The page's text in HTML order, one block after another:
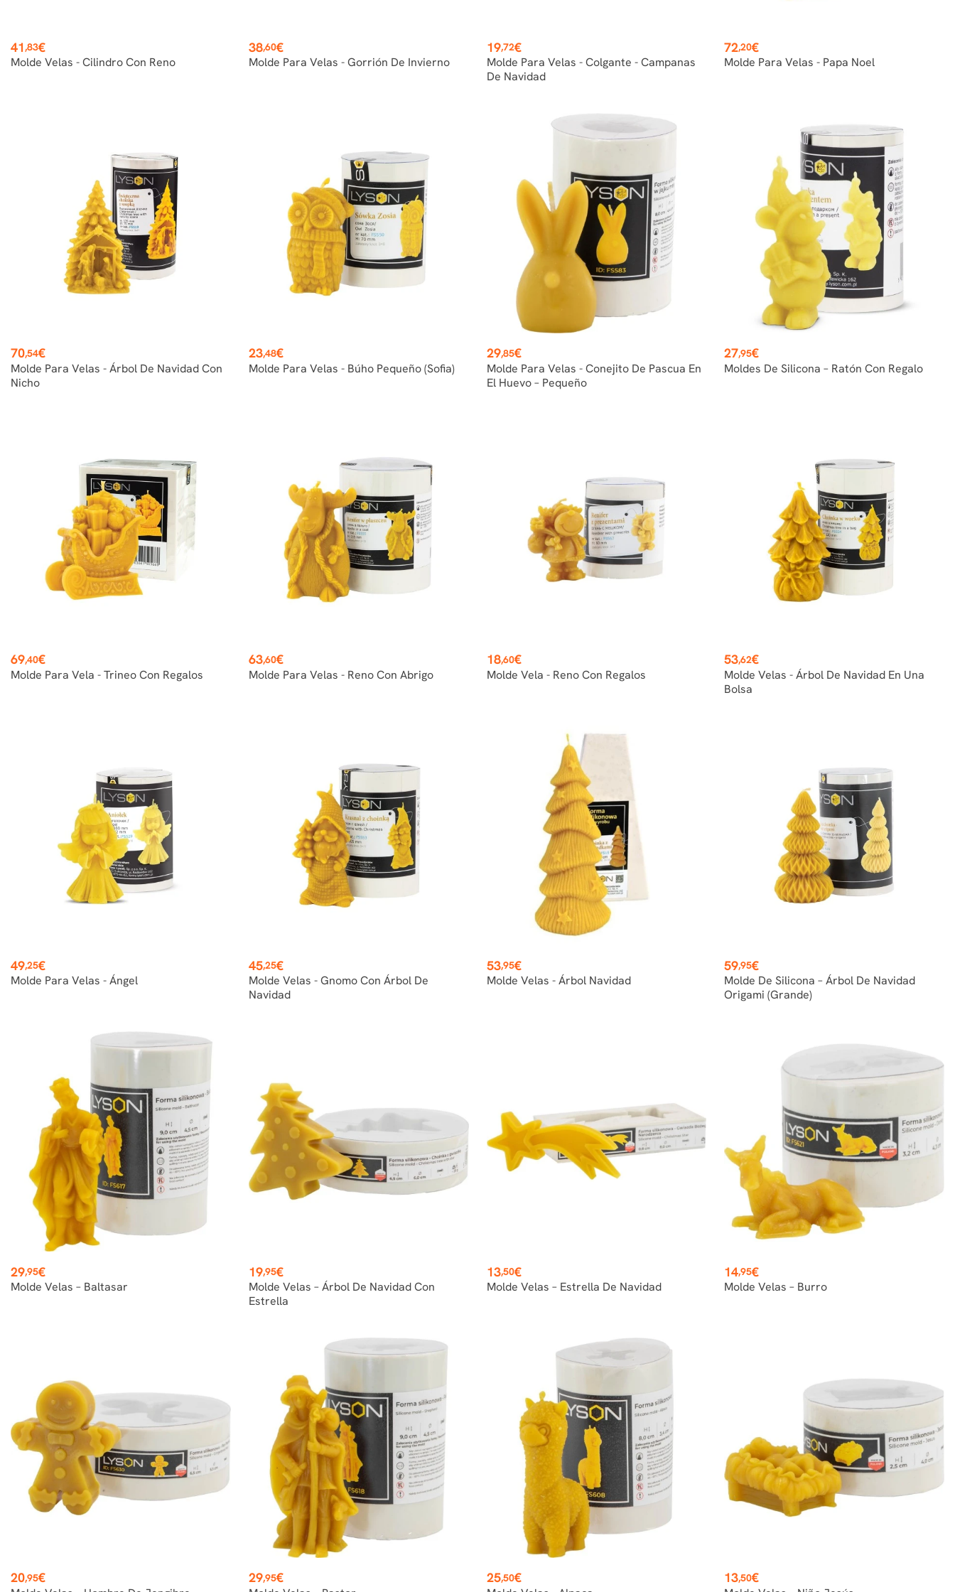
Precio
41,83€
Molde Velas - Cilindro Con Reno
Precio
38,60€
Molde Para Velas - Gorrión De Invierno
Precio
19,72€
Molde Para Velas - Colgante - Campanas
De Navidad
Precio
72,20€
Molde Para Velas - Papa Noel
Precio
70,54€
Molde Para Velas - Árbol De Navidad Con
Nicho
Precio
23,48€
Molde Para Velas - Búho Pequeño (Sofia)
Precio
29,85€
Molde Para Velas - Conejito De Pascua En
El Huevo – Pequeño
Precio
27,95€
Moldes De Silicona – Ratón Con Regalo
Precio
69,40€
Molde Para Vela - Trineo Con Regalos
Precio
63,60€
Molde Para Velas - Reno Con Abrigo
Precio
18,60€
Molde Vela - Reno Con Regalos
Precio
53,62€
Molde Velas - Árbol De Navidad En Una
Bolsa
Precio
49,25€
Molde Para Velas - Ángel
Precio
45,25€
Molde Velas - Gnomo Con Árbol De
Navidad
Precio
53,95€
Molde Velas - Árbol Navidad
Precio
59,95€
Molde De Silicona – Árbol De Navidad
Origami (grande)
Precio
29,95€
Molde Velas – Baltasar
Precio
19,95€
Molde Velas – Árbol De Navidad Con
Estrella
Precio
13,50€
Molde Velas – Estrella De Navidad
Precio
14,95€
Molde Velas – Burro
Precio
20,95€ Precio
29,95€ Precio
25,50€ Precio
13,50€